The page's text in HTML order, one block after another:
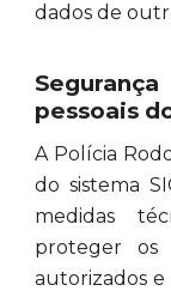
dados de
pessoais
A Polícia
do sistema
medidas
proteger os
autorizados